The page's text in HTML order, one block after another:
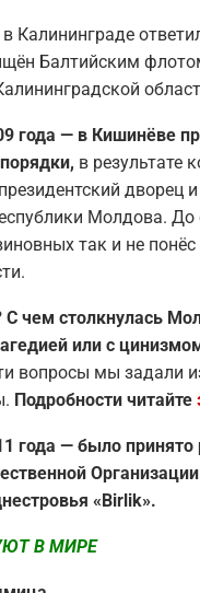
Калининграде
Балтийским
года — в Кишинёве
в результате
дворец
Молдова. До
так и не
С чем столкнулась
или с
вопросы мы задали
Подробности читайте
года — было
«Birlik».
В МИРЕ